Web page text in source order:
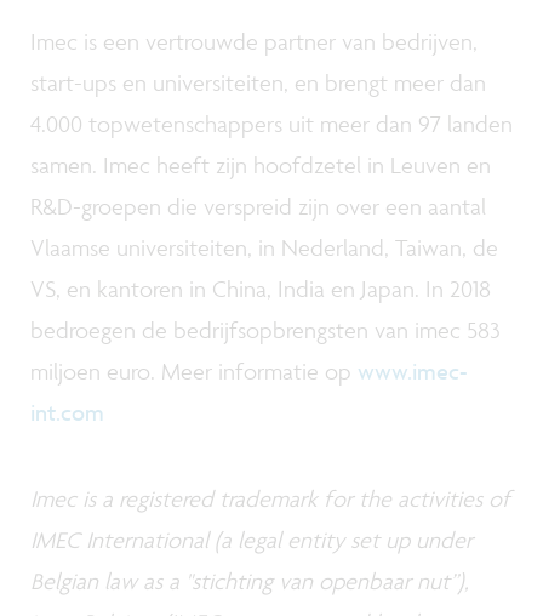
Imec is een vertrouwde partner van bedrijven,
start-ups en universiteiten, en brengt meer dan
4.000 topwetenschappers uit meer dan 97 landen
samen. Imec heeft zijn hoofdzetel in Leuven en
R&D-groepen die verspreid zijn over een aantal
Vlaamse universiteiten, in Nederland, Taiwan, de
VS, en kantoren in China, India en Japan. In 2018
bedroegen de bedrijfsopbrengsten van imec 583
miljoen euro. Meer informatie op www.imec-
int.com
Imec is a registered trademark for the activities of
IMEC International (a legal entity set up under
Belgian law as a "stichting van openbaar nut”),